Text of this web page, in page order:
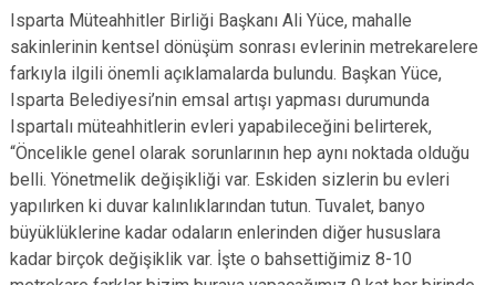
Isparta Müteahhitler Birliği Başkanı Ali Yüce, mahalle
sakinlerinin kentsel dönüşüm sonrası evlerinin metrekarelere
farkıyla ilgili önemli açıklamalarda bulundu. Başkan Yüce,
Isparta Belediyesi’nin emsal artışı yapması durumunda
Ispartalı müteahhitlerin evleri yapabileceğini belirterek,
“Öncelikle genel olarak sorunlarının hep aynı noktada olduğu
belli. Yönetmelik değişikliği var. Eskiden sizlerin bu evleri
yapılırken ki duvar kalınlıklarından tutun. Tuvalet, banyo
büyüklüklerine kadar odaların enlerinden diğer hususlara
kadar birçok değişiklik var. İşte o bahsettiğimiz 8-10